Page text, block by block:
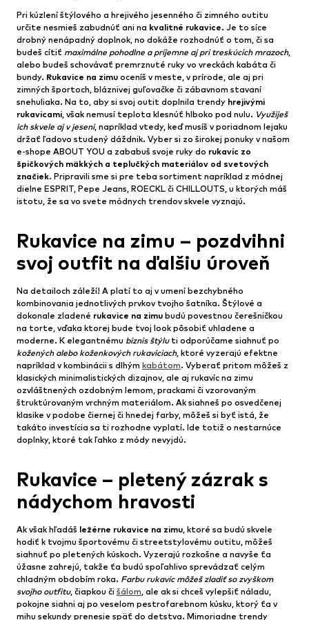
Pri kúzlení štýlového a hrejivého jesenného či zimného outfitu
určite nesmieš zabudnúť ani na kvalitné rukavice. Je to síce
drobný nenápadný doplnok, no dokáže rozhodnúť o tom, či sa
budeš cítiť maximálne pohodlne a príjemne aj pri treskúcich mrazoch,
alebo budeš schovávať premrznuté ruky vo vreckách kabáta či
bundy. Rukavice na zimu oceníš v meste, v prírode, ale aj pri
zimných športoch, bláznivej guľovačke či zábavnom stavaní
snehuliaka. Na to, aby si svoj outfit doplnila trendy hrejivými
rukavicami, však nemusí teplota klesnúť hlboko pod nulu. Využiješ
ich skvele aj v jeseni, napríklad vtedy, keď musíš v poriadnom lejaku
držať ľadovo studený dáždnik. Vyber si zo širokej ponuky v našom
e-shope ABOUT YOU a zababuš svoje ruky do rukavíc zo
špičkových mäkkých a teplučkých materiálov od svetových
značiek. Pripravili sme si pre teba sortiment napríklad z módnej
dielne ESPRIT, Pepe Jeans, ROECKL či CHILLOUTS, u ktorých máš
istotu, že sa vo svete módnych trendov skvele vyznajú.
Rukavice na zimu – pozdvihni
svoj outfit na ďalšiu úroveň
Na detailoch záleží! A platí to aj v umení bezchybného
kombinovania jednotlivých prvkov tvojho šatníka. Štýlové a
dokonale zladené rukavice na zimu budú povestnou čerešničkou
na torte, vďaka ktorej bude tvoj look pôsobiť uhladene a
moderne. K elegantnému biznis štýluti odporúčame siahnuť po
kožených alebo koženkových rukaviciach, ktoré vyzerajú efektne
napríklad v kombinácii s dlhým kabátom. Vyberať pritom môžeš z
klasických minimalistických dizajnov, ale aj rukavíc na zimu
ozvláštnených ozdobným lemom, prackami či vzorovaným
štruktúrovaným vrchným materiálom. Ak siahneš po osvedčenej
klasike v podobe čiernej či hnedej farby, môžeš si byť istá, že
takáto investícia sa ti rozhodne vyplatí. Ide totiž o nestarnúce
doplnky, ktoré tak ľahko z módy nevyjdú.
Rukavice – pletený zázrak s
nádychom hravosti
Ak však hľadáš ležérne rukavice na zimu, ktoré sa budú skvele
hodiť k tvojmu športovému či streetstylovému outfitu, môžeš
siahnuť po pletených kúskoch. Vyzerajú rozkošne a navyše ťa
úžasne zahrejú, takže ťa budú spoľahlivo sprevádzať celým
chladným obdobím roka. Farbu rukavíc môžeš zladiť so zvyškom
svojho outfitu, čiapkou či šálom, ale ak si chceš vylepšiť náladu,
pokojne siahni aj po veselom pestrofarebnom kúsku, ktorý ťa v
mihu sekundy prenesie späť do detstva. Mimoriadne trendy